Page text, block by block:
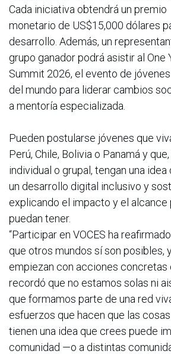
Cada iniciativa obtendrá un premio
monetario de US$15,000 dólares
desarrollo. Además, un
grupo ganador podrá asistir al One
Summit 2026, el evento de
del mundo para liderar cambios
a mentoría especializada.
Pueden postularse jóvenes que
Perú, Chile, Bolivia o Panamá y
individual o grupal, tengan una
un desarrollo digital inclusivo y
explicando el impacto y el alcance
puedan tener.
“Participar en VOCES ha
que otros mundos sí son posibles,
empiezan con acciones concretas
recordó que no estamos solas ni
que formamos parte de una red
esfuerzos que hacen que las
tienen una idea que crees puede
comunidad —o a distintas